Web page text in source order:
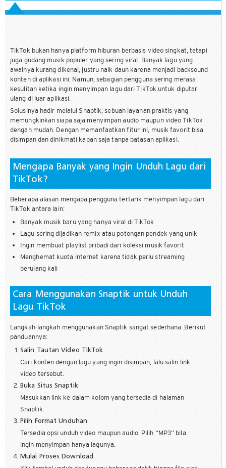
TikTok bukan hanya platform hiburan berbasis video singkat, tetapi
juga gudang musik populer yang sering viral. Banyak lagu yang
awalnya kurang dikenal, justru naik daun karena menjadi backsound
konten di aplikasi ini. Namun, sebagian pengguna sering merasa
kesulitan ketika ingin menyimpan lagu dari TikTok untuk diputar
ulang di luar aplikasi.
Solusinya hadir melalui Snaptik, sebuah layanan praktis yang
memungkinkan siapa saja menyimpan audio maupun video TikTok
dengan mudah. Dengan memanfaatkan fitur ini, musik favorit bisa
disimpan dan dinikmati kapan saja tanpa batasan aplikasi.
Mengapa Banyak yang Ingin Unduh Lagu dari
TikTok?
Beberapa alasan mengapa pengguna tertarik menyimpan lagu dari
TikTok antara lain:
Banyak musik baru yang hanya viral di TikTok
Lagu sering dijadikan remix atau potongan pendek yang unik
Ingin membuat playlist pribadi dari koleksi musik favorit
Menghemat kuota internet karena tidak perlu streaming
berulang kali
Cara Menggunakan Snaptik untuk Unduh
Lagu TikTok
Langkah-langkah menggunakan Snaptik sangat sederhana. Berikut
panduannya:
Salin Tautan Video TikTok
Cari konten dengan lagu yang ingin disimpan, lalu salin link
video tersebut.
Buka Situs Snaptik
Masukkan link ke dalam kolom yang tersedia di halaman
Snaptik.
Pilih Format Unduhan
Tersedia opsi unduh video maupun audio. Pilih “MP3” bila
ingin menyimpan hanya lagunya.
Mulai Proses Download